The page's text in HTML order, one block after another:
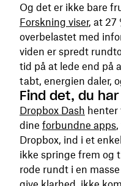
Og det er ikke bare
Forskning viser, at 27
overbelastet med
viden er spredt
tid på at lede end på
tabt, energien daler,
Find det, du
Dropbox Dash henter
dine forbundne apps
Dropbox, ind i et
ikke springe frem og
rode rundt i en